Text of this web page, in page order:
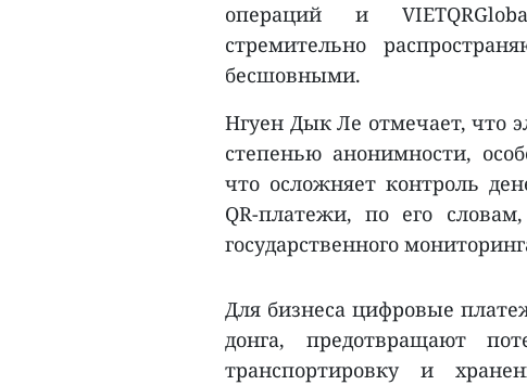
операций и
стремительно
бесшовными.
Нгуен Дык Ле отмечает, что
степенью анонимности,
что осложняет контроль
QR-платежи, по его
государственного
Для бизнеса цифровые
донга, предотвращают
транспортировку и